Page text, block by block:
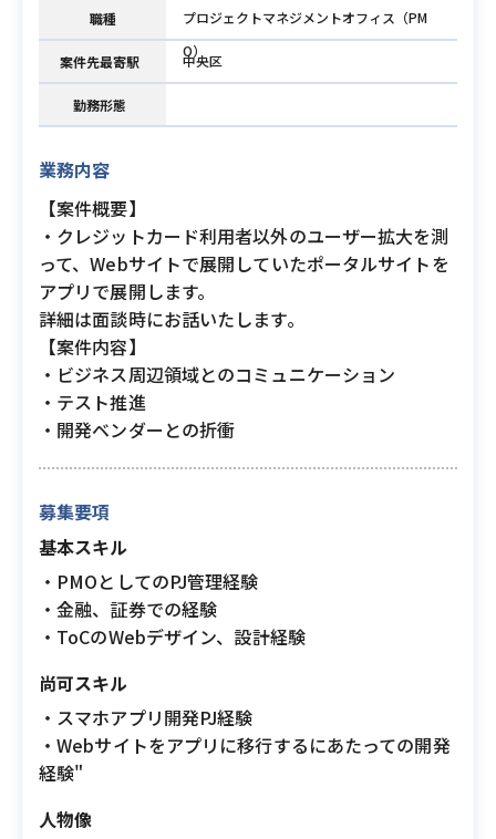
職種
プロジェクトマネジメントオフィス（PM
O）
案件先最寄駅 中央区
勤務形態
業務内容
【案件概要】
・クレジットカード利用者以外のユーザー拡大を測
って、Webサイトで展開していたポータルサイトを
アプリで展開します。
詳細は面談時にお話いたします。
【案件内容】
・ビジネス周辺領域とのコミュニケーション
・テスト推進
・開発ベンダーとの折衝
募集要項
基本スキル
・PMOとしてのPJ管理経験
・金融、証券での経験
・ToCのWebデザイン、設計経験
尚可スキル
・スマホアプリ開発PJ経験
・Webサイトをアプリに移行するにあたっての開発
経験"
人物像